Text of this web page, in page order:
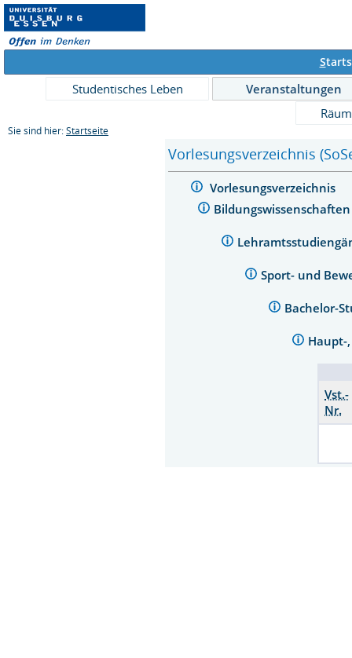
S
Studentisches Leben
Veranstaltungen
Sie sind hier: Startseite
Vorlesungsverzeichnis
Vorlesungsverzeichnis
Sport- und
Bachelor-
Haupt-
Vst.-
Nr.